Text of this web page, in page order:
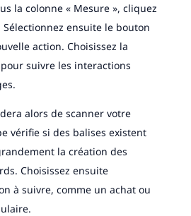
la colonne « Mesure », cliquez
Sélectionnez ensuite le bouton
action. Choisissez la
suivre les interactions
alors de scanner votre
vérifie si des balises existent
la création des
Choisissez ensuite
à suivre, comme un achat ou